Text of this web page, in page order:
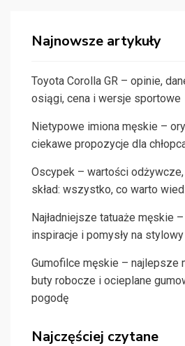
Najnowsze artykuły
Toyota Corolla GR – opinie,
osiągi, cena i wersje sportowe
Nietypowe imiona męskie –
ciekawe propozycje dla
Oscypek – wartości odżywcze,
skład: wszystko, co warto
Najładniejsze tatuaże męskie
inspiracje i pomysły na
Gumofilce męskie – najlepsze
buty robocze i ocieplane
pogodę
Najczęściej czytane